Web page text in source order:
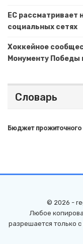
ЕС рассматривает
социальных сетях
Хоккейное
Монументу Победы
Словарь
Бюджет
© 2026 -
Любое
разрешается только